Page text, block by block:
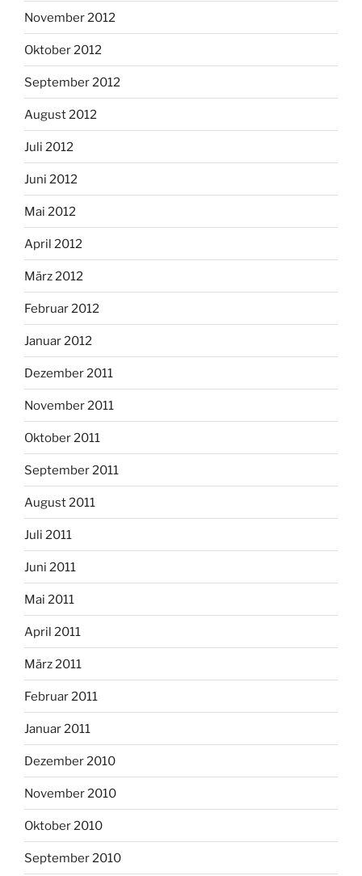
November 2012
Oktober 2012
September 2012
August 2012
Juli 2012
Juni 2012
Mai 2012
April 2012
März 2012
Februar 2012
Januar 2012
Dezember 2011
November 2011
Oktober 2011
September 2011
August 2011
Juli 2011
Juni 2011
Mai 2011
April 2011
März 2011
Februar 2011
Januar 2011
Dezember 2010
November 2010
Oktober 2010
September 2010